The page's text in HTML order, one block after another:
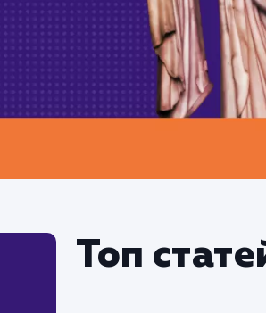
Топ